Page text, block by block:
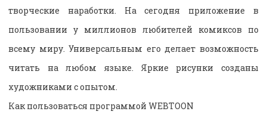
творческие наработки. На сегодня приложение в
пользовании у миллионов любителей комиксов по
всему миру. Универсальным его делает возможность
читать на любом языке. Яркие рисунки созданы
художниками с опытом.
Как пользоваться программой WEBTOON